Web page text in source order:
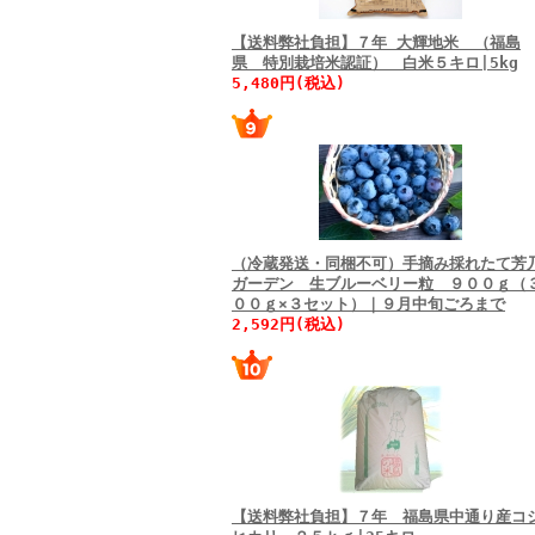
【送料弊社負担】７年 大輝地米 （福島
県 特別栽培米認証） 白米５キロ|5kg
5,480円(税込)
（冷蔵発送・同梱不可）手摘み採れたて芳
ガーデン 生ブルーベリー粒 ９００ｇ（
００ｇ×３セット）｜９月中旬ごろまで
2,592円(税込)
【送料弊社負担】７年 福島県中通り産コ